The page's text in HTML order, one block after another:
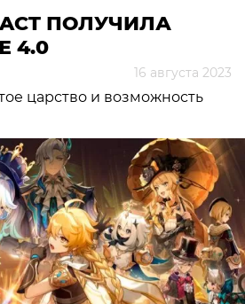
ПОЛУЧИЛА
4.0
16 августа 2023
царство и возможность